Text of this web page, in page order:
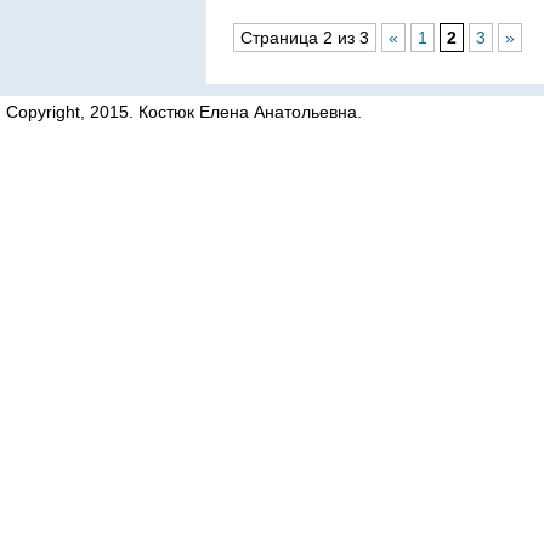
Страница 2 из 3 « 1 2 3 »
Copyright, 2015. Костюк Елена Анатольевна.